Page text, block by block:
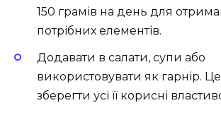
150 грамів на день для
потрібних елементів.
Додавати в салати, супи або
використовувати як гарнір.
зберегти усі її корисні